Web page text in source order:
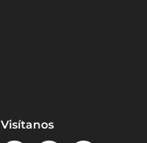
Visítanos